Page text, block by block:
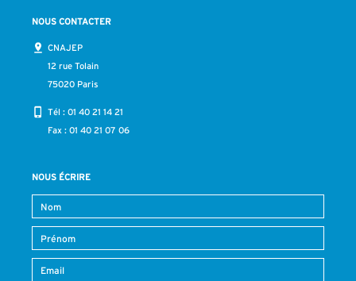
NOUS CONTACTER
CNAJEP
12 rue Tolain
75020 Paris
Tél : 01 40 21 14 21
Fax : 01 40 21 07 06
NOUS ÉCRIRE